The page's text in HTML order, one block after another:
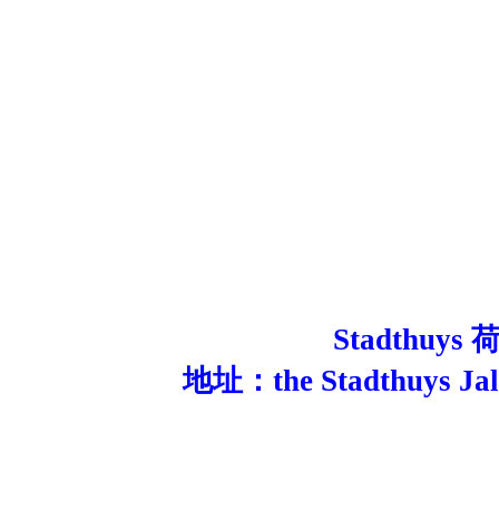
Stadthuys
地址：the Stadthuys